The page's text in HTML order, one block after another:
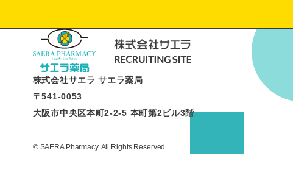
株式会社サエラ サエラ薬局
〒541-0053
大阪市中央区本町2-2-5 本町第2ビル3階
© SAERA Pharmacy. All Rights Reserved.